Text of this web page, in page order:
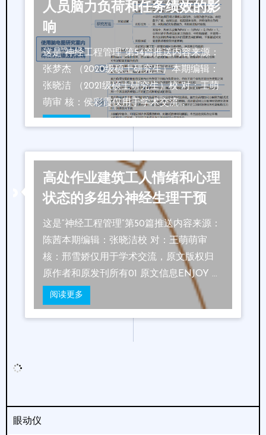
人员脑力负荷和任务绩效的影
响
这是“神经工程管理”第54篇推送内容来源：
张梦杰 （2020级硕士研究生）本期编辑：
张晓洁 （2021级硕士研究生）校 对：王萌
萌审 核：侯彩霞仅用于学术交流， …
高处作业建筑工人情绪和心理
状态的多组分神经生理干预
这是“神经工程管理”第50篇推送内容来源：
陈茜本期编辑：张晓洁校 对：王萌萌审
核：邢雪娇仅用于学术交流，原文版权归
原作者和原发刊所有01 原文信息ENJOY …
阅读更多
眼动仪